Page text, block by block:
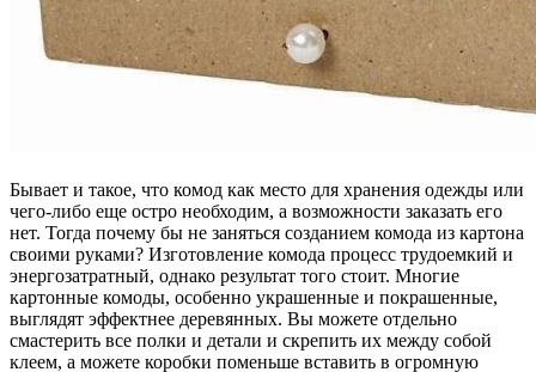
Бывает и такое, что комод как место для хранения одежды или
чего-либо еще остро необходим, а возможности заказать его
нет. Тогда почему бы не заняться созданием комода из картона
своими руками? Изготовление комода процесс трудоемкий и
энергозатратный, однако результат того стоит. Многие
картонные комоды, особенно украшенные и покрашенные,
выглядят эффектнее деревянных. Вы можете отдельно
смастерить все полки и детали и скрепить их между собой
клеем, а можете коробки поменьше вставить в огромную